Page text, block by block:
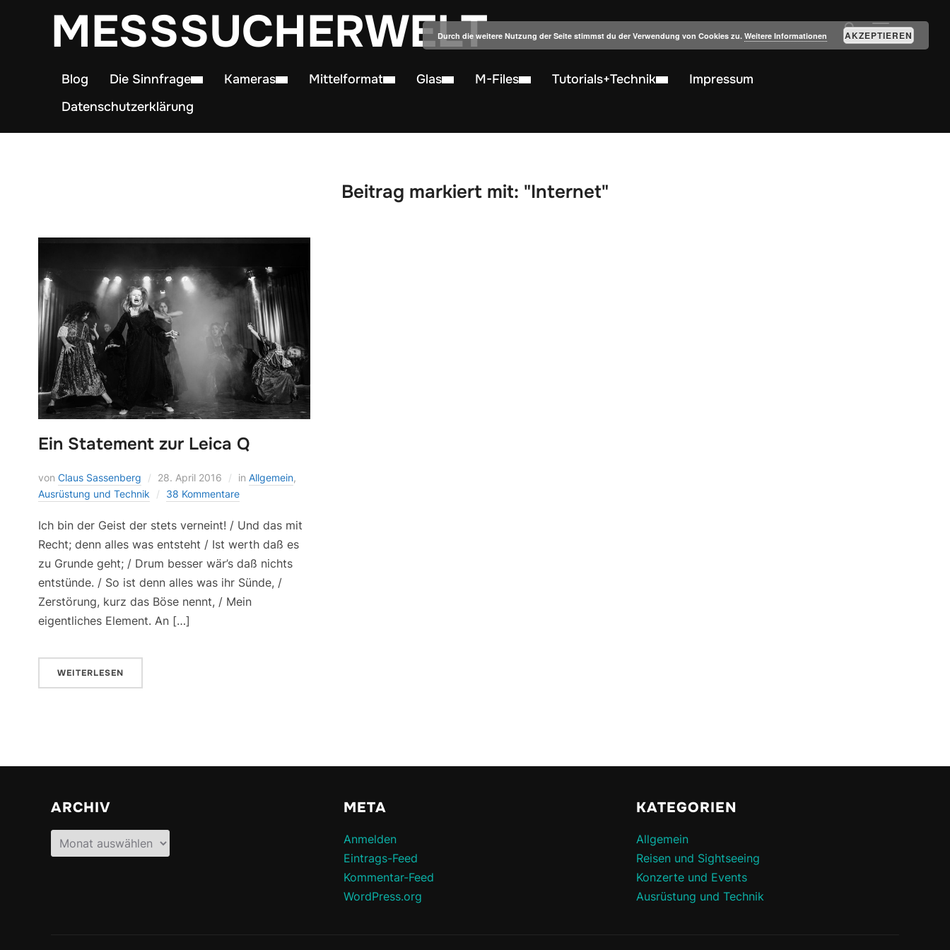
MESSSUCHERWELT
Blog Die Sinnfrage Kameras Mittelformat Glas M-Files Tutorials+Technik
Impressum
Datenschutzerklärung
Beitrag markiert mit: "Internet"
Ein Statement zur Leica Q
von Claus Sassenberg 28. April 2016 in Allgemein,
Ausrüstung und Technik
38 Kommentare
Ich bin der Geist der stets verneint! / Und das mit
Recht; denn alles was entsteht / Ist werth daß es
zu Grunde geht; / Drum besser wär’s daß nichts
entstünde. / So ist denn alles was ihr Sünde, /
Zerstörung, kurz das Böse nennt, / Mein
eigentliches Element. An […]
WEITERLESEN
ARCHIV
Archiv
META
Anmelden
Eintrags-Feed
Kommentar-Feed
WordPress.org
KATEGORIEN
Allgemein
Reisen und Sightseeing
Konzerte und Events
Ausrüstung und Technik
Durch die weitere Nutzung der Seite stimmst du der Verwendung von Cookies zu. Weitere Informationen AKZEPTIEREN